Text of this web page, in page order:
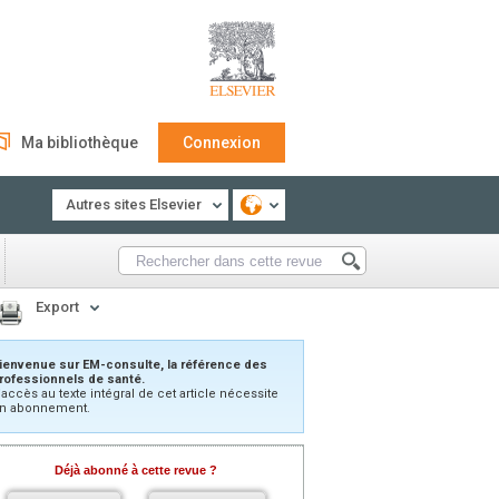
Ma bibliothèque Connexion
Autres sites Elsevier
Export
sur EM-consulte, la référence des
de santé.
au texte intégral de cet article nécessite
abonnement.
Déjà abonné à cette revue ?